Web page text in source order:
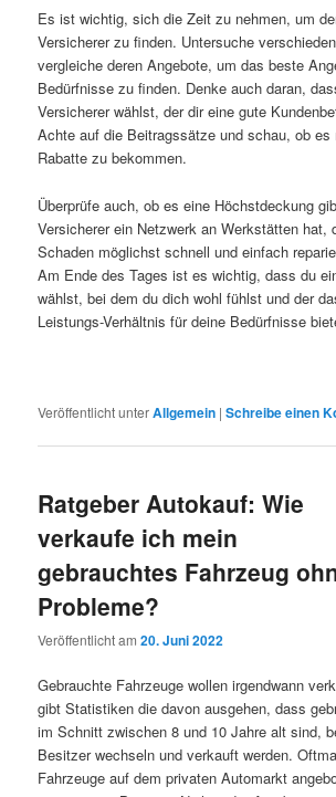
Es ist wichtig, sich die Zeit zu nehmen, um
Versicherer zu finden. Untersuche
vergleiche deren Angebote, um das beste
Bedürfnisse zu finden. Denke auch daran,
Versicherer wählst, der dir eine gute
Achte auf die Beitragssätze und schau, ob es
Rabatte zu bekommen.
Überprüfe auch, ob es eine Höchstdeckung
Versicherer ein Netzwerk an Werkstätten hat,
Schaden möglichst schnell und einfach
Am Ende des Tages ist es wichtig, dass du
wählst, bei dem du dich wohl fühlst und der
Leistungs-Verhältnis für deine Bedürfnisse
Veröffentlicht unterAllgemein |Schreibe einen
Ratgeber Autokauf: Wie
verkaufe ich mein
gebrauchtes Fahrzeug
Probleme?
Veröffentlicht am20. Juni 2022
Gebrauchte Fahrzeuge wollen irgendwann
gibt Statistiken die davon ausgehen, dass
im Schnitt zwischen 8 und 10 Jahre alt sind,
Besitzer wechseln und verkauft werden.
Fahrzeuge auf dem privaten Automarkt